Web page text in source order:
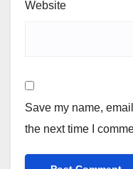
Website
Save my name,
the next time I